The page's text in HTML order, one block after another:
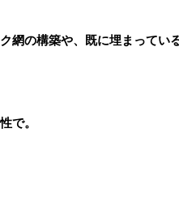
網の構築や、既に埋まってい
で。